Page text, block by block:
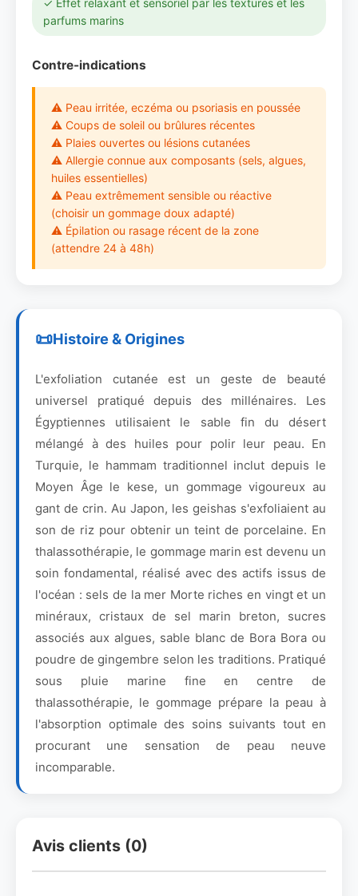
✓ Effet relaxant et sensoriel par les textures et les
parfums marins
Contre-indications
⚠ Peau irritée, eczéma ou psoriasis en poussée
⚠ Coups de soleil ou brûlures récentes
⚠ Plaies ouvertes ou lésions cutanées
⚠ Allergie connue aux composants (sels, algues,
huiles essentielles)
⚠ Peau extrêmement sensible ou réactive
(choisir un gommage doux adapté)
⚠ Épilation ou rasage récent de la zone
(attendre 24 à 48h)
Histoire & Origines
L'exfoliation cutanée est un geste de beauté
universel pratiqué depuis des millénaires. Les
Égyptiennes utilisaient le sable fin du désert
mélangé à des huiles pour polir leur peau. En
Turquie, le hammam traditionnel inclut depuis le
Moyen Âge le kese, un gommage vigoureux au
gant de crin. Au Japon, les geishas s'exfoliaient au
son de riz pour obtenir un teint de porcelaine. En
thalassothérapie, le gommage marin est devenu un
soin fondamental, réalisé avec des actifs issus de
l'océan : sels de la mer Morte riches en vingt et un
minéraux, cristaux de sel marin breton, sucres
associés aux algues, sable blanc de Bora Bora ou
poudre de gingembre selon les traditions. Pratiqué
sous pluie marine fine en centre de
thalassothérapie, le gommage prépare la peau à
l'absorption optimale des soins suivants tout en
procurant une sensation de peau neuve
incomparable.
Avis clients (0)